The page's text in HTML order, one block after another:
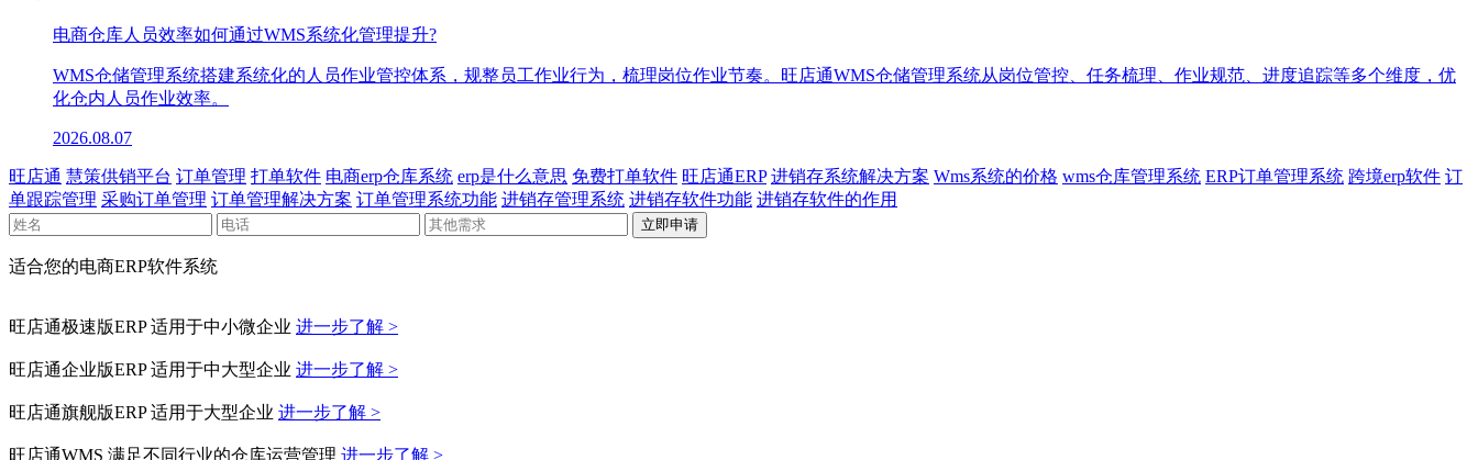
电商仓库人员效率如何通过WMS系统化管理提升?
WMS仓储管理系统搭建系统化的人员作业管控体系，规整员工作业行为，梳理岗位作业节奏。旺店通WMS仓储管理系统从岗位管控、任务梳理、作业规范、进度追踪等多个维度，优
化仓内人员作业效率。
2026.08.07
旺店通 慧策供销平台 订单管理 打单软件 电商erp仓库系统 erp是什么意思 免费打单软件 旺店通ERP 进销存系统解决方案 Wms系统的价格 wms仓库管理系统 ERP订单管理系统 跨境erp软件 订
单跟踪管理 采购订单管理 订单管理解决方案 订单管理系统功能 进销存管理系统 进销存软件功能 进销存软件的作用
立即申请
适合您的电商ERP软件系统
旺店通极速版ERP 适用于中小微企业 进一步了解 >
旺店通企业版ERP 适用于中大型企业 进一步了解 >
旺店通旗舰版ERP 适用于大型企业 进一步了解 >
旺店通WMS 满足不同行业的仓库运营管理 进一步了解 >